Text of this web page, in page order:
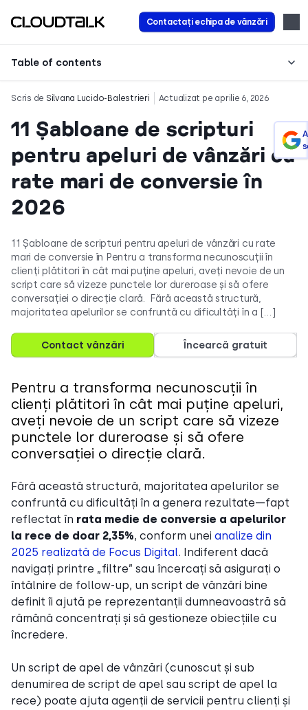
Contactați echipa de vânzări
Table of contents
Scris de Silvana Lucido-Balestrieri Actualizat pe aprilie 6, 2026
11 Șabloane de scripturi
pentru apeluri de vânzări cu
rate mari de conversie în
2026
11 Șabloane de scripturi pentru apeluri de vânzări cu rate
mari de conversie în Pentru a transforma necunoscuții în
clienți plătitori în cât mai puține apeluri, aveți nevoie de un
script care să vizeze punctele lor dureroase și să ofere
conversației o direcție clară. Fără această structură,
majoritatea apelurilor se confruntă cu dificultăți în a […]
Contact vânzări Încearcă gratuit
Pentru a transforma necunoscuții în
clienți plătitori în cât mai puține apeluri,
aveți nevoie de un script care să vizeze
punctele lor dureroase și să ofere
conversației o direcție clară.
Fără această structură, majoritatea apelurilor se
confruntă cu dificultăți în a genera rezultate—fapt
reflectat în rata medie de conversie a apelurilor
la rece de doar 2,35%, conform unei analize din
2025 realizată de Focus Digital. Indiferent dacă
navigați printre „filtre” sau încercați să asigurați o
întâlnire de follow-up, un script de vânzări bine
definit îi ajută pe reprezentanții dumneavoastră să
rămână concentrați și să gestioneze obiecțiile cu
încredere.
Un script de apel de vânzări (cunoscut și sub
denumirea de script de apel sau script de apel la
rece) poate ajuta agenții de servicii pentru clienți și